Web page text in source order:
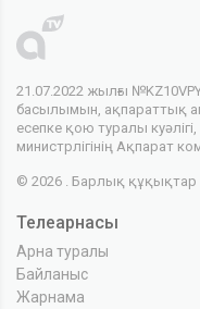
21.07.2022 жылғы
басылымын, ақпараттық
есепке қою туралы
министрлігінің Ақпарат
© 2026 . Барлық құқықтар
Телеарнасы
Арна туралы
Байланыс
Жарнама